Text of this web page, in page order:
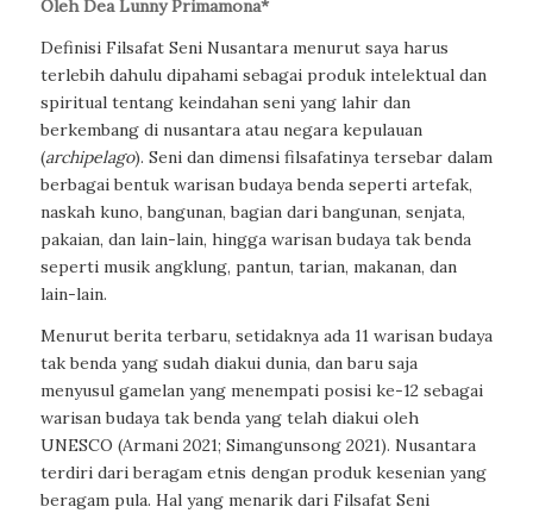
Oleh Dea Lunny Primamona*
Definisi Filsafat Seni Nusantara menurut saya harus
terlebih dahulu dipahami sebagai produk intelektual dan
spiritual tentang keindahan seni yang lahir dan
berkembang di nusantara atau negara kepulauan
(archipelago). Seni dan dimensi filsafatinya tersebar dalam
berbagai bentuk warisan budaya benda seperti artefak,
naskah kuno, bangunan, bagian dari bangunan, senjata,
pakaian, dan lain-lain, hingga warisan budaya tak benda
seperti musik angklung, pantun, tarian, makanan, dan
lain-lain.
Menurut berita terbaru, setidaknya ada 11 warisan budaya
tak benda yang sudah diakui dunia, dan baru saja
menyusul gamelan yang menempati posisi ke-12 sebagai
warisan budaya tak benda yang telah diakui oleh
UNESCO (Armani 2021; Simangunsong 2021). Nusantara
terdiri dari beragam etnis dengan produk kesenian yang
beragam pula. Hal yang menarik dari Filsafat Seni